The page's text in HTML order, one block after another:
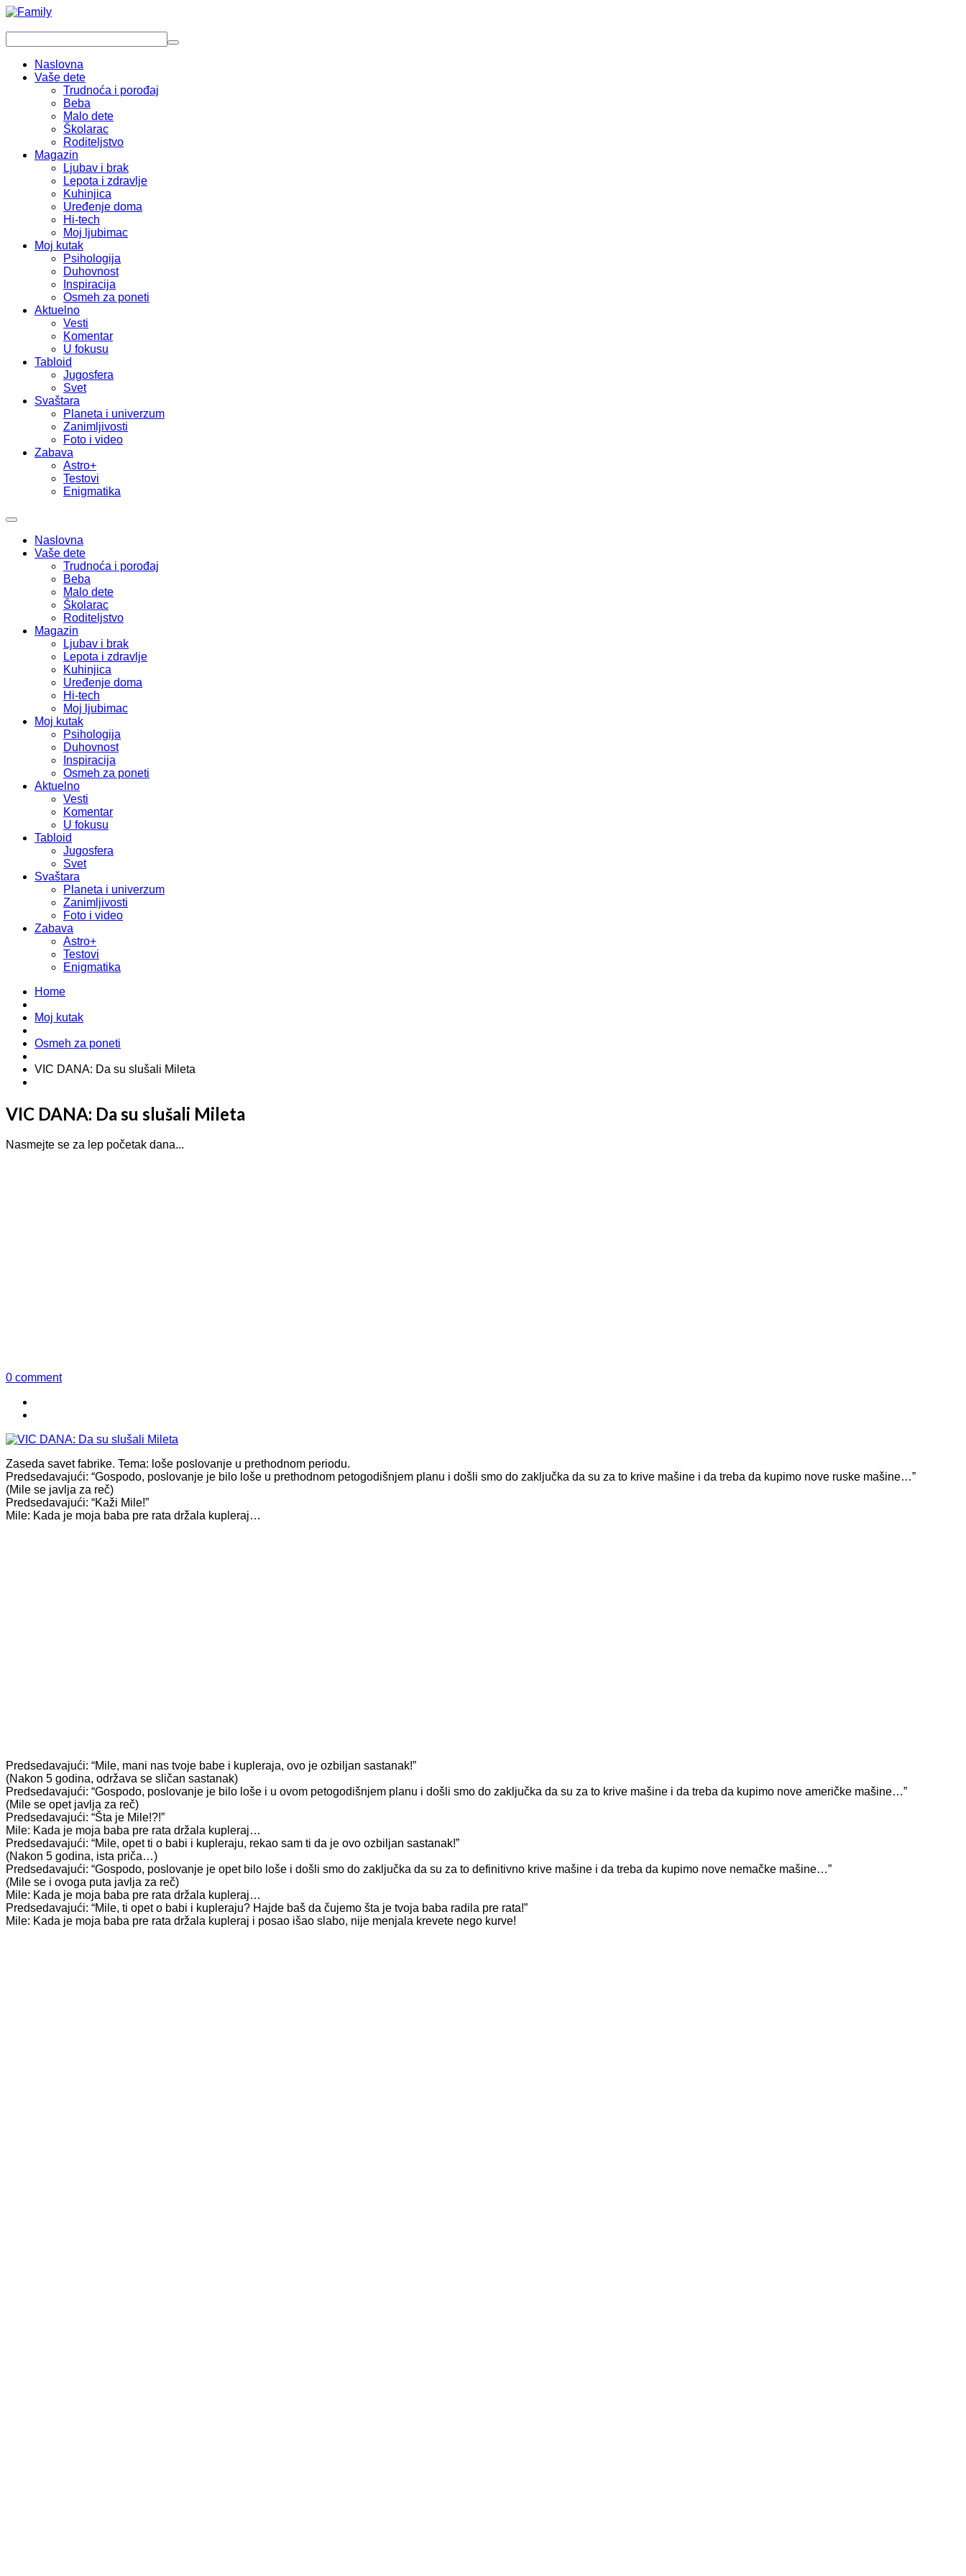
Naslovna
Vaše dete
Trudnoća i porođaj
Beba
Malo dete
Školarac
Roditeljstvo
Magazin
Ljubav i brak
Lepota i zdravlje
Kuhinjica
Uređenje doma
Hi-tech
Moj ljubimac
Moj kutak
Psihologija
Duhovnost
Inspiracija
Osmeh za poneti
Aktuelno
Vesti
Komentar
U fokusu
Tabloid
Jugosfera
Svet
Svaštara
Planeta i univerzum
Zanimljivosti
Foto i video
Zabava
Astro+
Testovi
Enigmatika
Naslovna
Vaše dete
Trudnoća i porođaj
Beba
Malo dete
Školarac
Roditeljstvo
Magazin
Ljubav i brak
Lepota i zdravlje
Kuhinjica
Uređenje doma
Hi-tech
Moj ljubimac
Moj kutak
Psihologija
Duhovnost
Inspiracija
Osmeh za poneti
Aktuelno
Vesti
Komentar
U fokusu
Tabloid
Jugosfera
Svet
Svaštara
Planeta i univerzum
Zanimljivosti
Foto i video
Zabava
Astro+
Testovi
Enigmatika
Home
Moj kutak
Osmeh za poneti
VIC DANA: Da su slušali Mileta
VIC DANA: Da su slušali Mileta
Nasmejte se za lep početak dana...
0 comment
Zaseda savet fabrike. Tema: loše poslovanje u prethodnom periodu.
Predsedavajući: “Gospodo, poslovanje je bilo loše u prethodnom petogodišnjem planu i došli smo do zaključka da su za to krive mašine i da treba da kupimo nove ruske mašine…”
(Mile se javlja za reč)
Predsedavajući: “Kaži Mile!”
Mile: Kada je moja baba pre rata držala kupleraj…
Predsedavajući: “Mile, mani nas tvoje babe i kupleraja, ovo je ozbiljan sastanak!”
(Nakon 5 godina, održava se sličan sastanak)
Predsedavajući: “Gospodo, poslovanje je bilo loše i u ovom petogodišnjem planu i došli smo do zaključka da su za to krive mašine i da treba da kupimo nove američke mašine…”
(Mile se opet javlja za reč)
Predsedavajući: “Šta je Mile!?!”
Mile: Kada je moja baba pre rata držala kupleraj…
Predsedavajući: “Mile, opet ti o babi i kupleraju, rekao sam ti da je ovo ozbiljan sastanak!”
(Nakon 5 godina, ista priča…)
Predsedavajući: “Gospodo, poslovanje je opet bilo loše i došli smo do zaključka da su za to definitivno krive mašine i da treba da kupimo nove nemačke mašine…”
(Mile se i ovoga puta javlja za reč)
Mile: Kada je moja baba pre rata držala kupleraj…
Predsedavajući: “Mile, ti opet o babi i kupleraju? Hajde baš da čujemo šta je tvoja baba radila pre rata!”
Mile: Kada je moja baba pre rata držala kupleraj i posao išao slabo, nije menjala krevete nego kurve!